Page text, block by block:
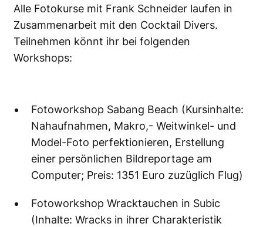
Alle Fotokurse mit Frank Schneider laufen in
Zusammenarbeit mit den Cocktail Divers.
Teilnehmen könnt ihr bei folgenden
Workshops:
Fotoworkshop Sabang Beach (Kursinhalte:
Nahaufnahmen, Makro,- Weitwinkel- und
Model-Foto perfektionieren, Erstellung
einer persönlichen Bildreportage am
Computer; Preis: 1351 Euro zuzüglich Flug)
Fotoworkshop Wracktauchen in Subic
(Inhalte: Wracks in ihrer Charakteristik